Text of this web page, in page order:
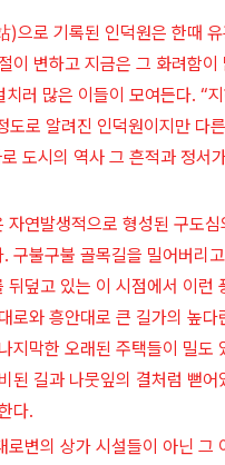
으로 기록된 인덕원은 한때 유
이 변하고 지금은 그 화려함이
러 많은 이들이 모여든다. “
도로 알려진 인덕원이지만 다
도시의 역사 그 흔적과 정서
자연발생적으로 형성된 구도
구불구불 골목길을 밀어버리
뒤덮고 있는 이 시점에서 이런
로와 흥안대로 큰 길가의 높다
지막한 오래된 주택들이 밀도
된 길과 나뭇잎의 결처럼 뻗어
다.
로변의 상가 시설들이 아닌 그